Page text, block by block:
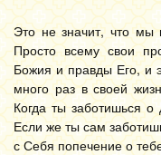
Это не значит, что мы
Просто всему свои
Божия и правды Его, и
много раз в своей
Когда ты заботишься о
Если же ты сам
с Себя попечение о